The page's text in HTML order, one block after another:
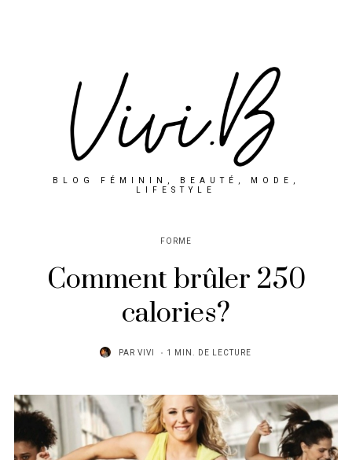
BLOG FÉMININ, BEAUTÉ, MODE,
LIFESTYLE
FORME
Comment brûler 250
calories?
PAR VIVI 1 MIN. DE LECTURE